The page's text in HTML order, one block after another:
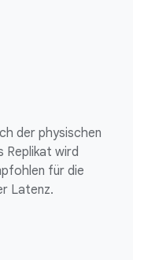
der physischen
Replikat wird
für die
Latenz.